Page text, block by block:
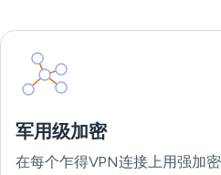
军用级加密
在每个乍得VPN连接上用强加密